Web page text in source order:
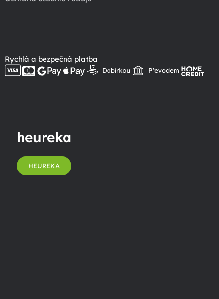
Rychlá a bezpečná platba
heureka
HEUREKA